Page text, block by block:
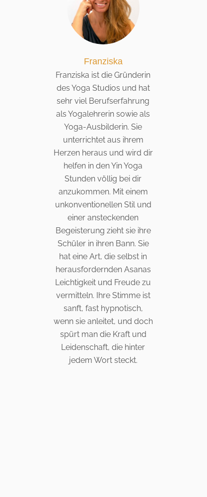
Franziska
Franziska ist die Gründerin
des Yoga Studios und hat
sehr viel Berufserfahrung
als Yogalehrerin sowie als
Yoga-Ausbilderin. Sie
unterrichtet aus ihrem
Herzen heraus und wird dir
helfen in den Yin Yoga
Stunden völlig bei dir
anzukommen. Mit einem
unkonventionellen Stil und
einer ansteckenden
Begeisterung zieht sie ihre
Schüler in ihren Bann. Sie
hat eine Art, die selbst in
herausfordernden Asanas
Leichtigkeit und Freude zu
vermitteln. Ihre Stimme ist
sanft, fast hypnotisch,
wenn sie anleitet, und doch
spürt man die Kraft und
Leidenschaft, die hinter
jedem Wort steckt.